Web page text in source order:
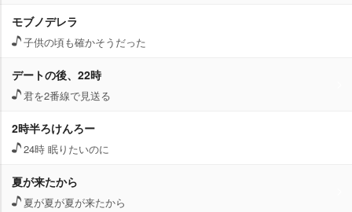
モブノデレラ
子供の頃も確かそうだった
デートの後、22時
君を2番線で見送る
2時半ろけんろー
24時 眠りたいのに
夏が来たから
夏が夏が夏が来たから